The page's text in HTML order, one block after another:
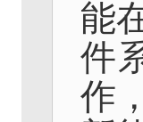
能
件
作